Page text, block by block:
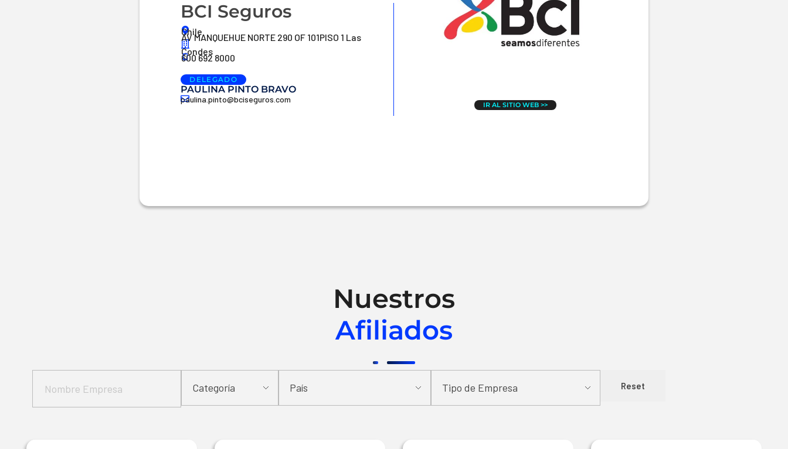
BCI Seguros
Chile
AV MANQUEHUE NORTE 290 OF 101PISO 1 Las
Condes
600 692 8000
DELEGADO
PAULINA PINTO BRAVO
paulina.pinto@bciseguros.com
IR AL SITIO WEB >>
Nuestros
Afiliados
Reset